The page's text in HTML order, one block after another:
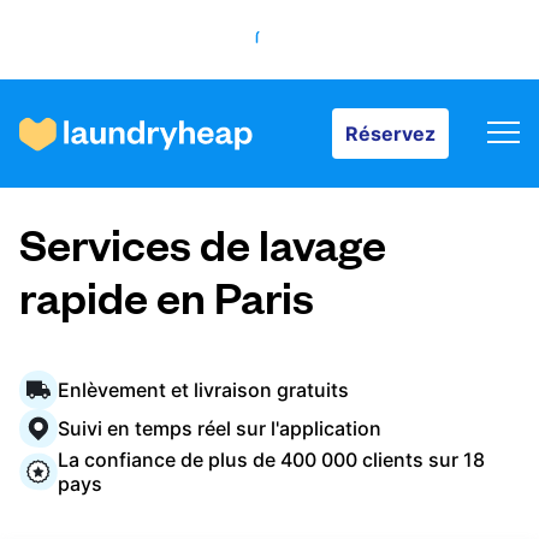
Réservez
Comment ça fonctionne
Prix et services
À propos de nous
Pour les entreprises
Services de lavage
rapide en Paris
Enlèvement et livraison gratuits
Suivi en temps réel sur l'application
La confiance de plus de 400 000 clients sur 18
pays